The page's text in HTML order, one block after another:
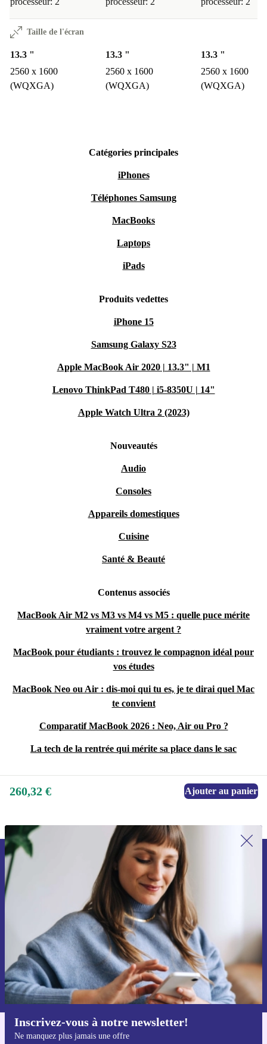
Taille de l'écran
13.3 "
2560 x 1600
(WQXGA)
13.3 "
2560 x 1600
(WQXGA)
13.3 "
2560 x 1600
(WQXGA)
Catégories principales
iPhones
Téléphones Samsung
MacBooks
Laptops
iPads
Produits vedettes
iPhone 15
Samsung Galaxy S23
Apple MacBook Air 2020 | 13.3" | M1
Lenovo ThinkPad T480 | i5-8350U | 14"
Apple Watch Ultra 2 (2023)
Nouveautés
Audio
Consoles
Appareils domestiques
Cuisine
Santé & Beauté
Contenus associés
MacBook Air M2 vs M3 vs M4 vs M5 : quelle puce mérite
vraiment votre argent ?
MacBook pour étudiants : trouvez le compagnon idéal pour
vos études
MacBook Neo ou Air : dis-moi qui tu es, je te dirai quel Mac
te convient
Comparatif MacBook 2026 : Neo, Air ou Pro ?
La tech de la rentrée qui mérite sa place dans le sac
260,32 € Ajouter au panier
Inscrivez-vous à notre newsletter!
Ne manquez plus jamais une offre
Recevoir offres et infos de refurbed
par mail
Ne manquez plus aucune offre.
S'inscrire
Retrouvez les informations sur l'utilisation des données personnelles
dans notrepolitique de confidentialité.
Téléchargez l'application refurbed